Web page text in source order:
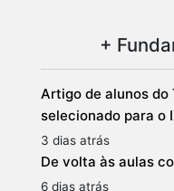
+
Artigo de alunos do
selecionado para o
3 dias atrás
De volta às aulas
6 dias atrás